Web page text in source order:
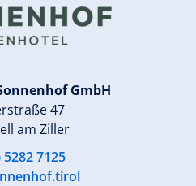
GmbH
47
am Ziller
5282 7125